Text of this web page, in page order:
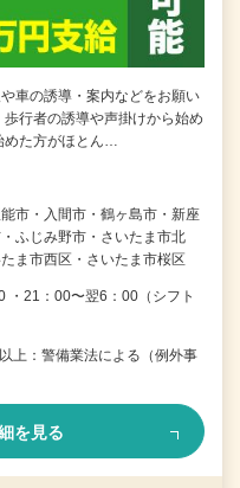
車の誘導・案内などをお願い
行者の誘導や声掛けから始め
た方がほとん…
市・入間市・鶴ヶ島市・新座
ふじみ野市・さいたま市北
ま市西区・さいたま市桜区
・21：00〜翌6：00（シフト
上：警備業法による（例外事
を見る